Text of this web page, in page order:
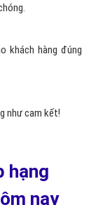
khách hàng đúng
như cam kết!
hạng
nay